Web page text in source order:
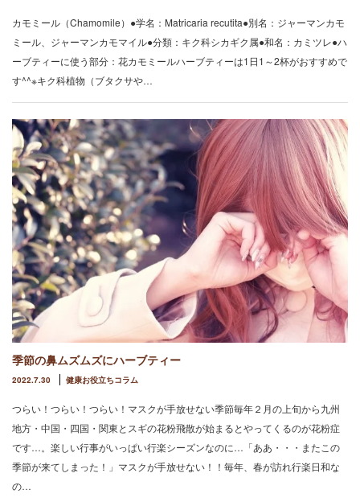
カモミール（Chamomile）●学名：Matricaria recutita●別名：ジャーマンカモ
ミール、ジャーマンカモマイル●分類：キク科シカギク属●和名：カミツレ●ハ
ーブティーに使う部分：花カモミールハーブティーは1日1～2杯がおすすめで
す^^※キク科植物（ブタクサや…
季節の鼻ムズムズにハーブティー
2022.7.30 健康お役立ちコラム
つらい！つらい！つらい！マスクが手放せない季節毎年２月の上旬から九州
地方・中国・四国・関東とスギの花粉飛散が始まるとやってくるのが花粉症
です…。楽しい行事がいっぱい行楽シーズンなのに…「ああ・・・またこの
季節が来てしまった！」マスクが手放せない！！毎年、春が訪れ行楽日和な
の…